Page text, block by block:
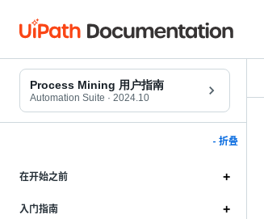
Process Mining 用户指南
Automation Suite · 2024.10
- 折叠
在开始之前
入门指南